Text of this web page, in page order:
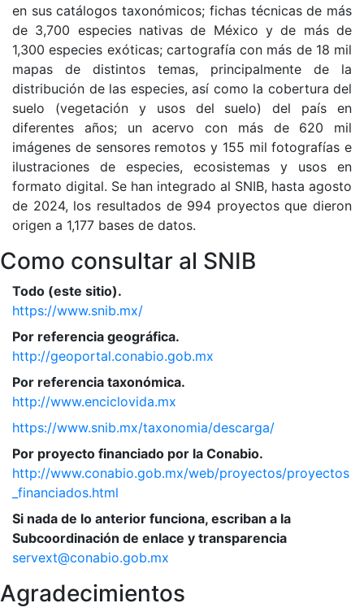
en sus catálogos taxonómicos; fichas técnicas de más
de 3,700 especies nativas de México y de más de
1,300 especies exóticas; cartografía con más de 18 mil
mapas de distintos temas, principalmente de la
distribución de las especies, así como la cobertura del
suelo (vegetación y usos del suelo) del país en
diferentes años; un acervo con más de 620 mil
imágenes de sensores remotos y 155 mil fotografías e
ilustraciones de especies, ecosistemas y usos en
formato digital. Se han integrado al SNIB, hasta agosto
de 2024, los resultados de 994 proyectos que dieron
origen a 1,177 bases de datos.
Como consultar al SNIB
Todo (este sitio).
https://www.snib.mx/
Por referencia geográfica.
http://geoportal.conabio.gob.mx
Por referencia taxonómica.
http://www.enciclovida.mx
https://www.snib.mx/taxonomia/descarga/
Por proyecto financiado por la Conabio.
http://www.conabio.gob.mx/web/proyectos/proyectos
_financiados.html
Si nada de lo anterior funciona, escriban a la
Subcoordinación de enlace y transparencia
servext@conabio.gob.mx
Agradecimientos